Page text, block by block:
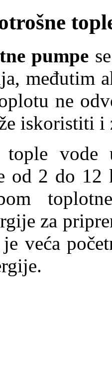
pumpe
međutim
ne
iskoristiti i
vode
od 2 do
za
veća